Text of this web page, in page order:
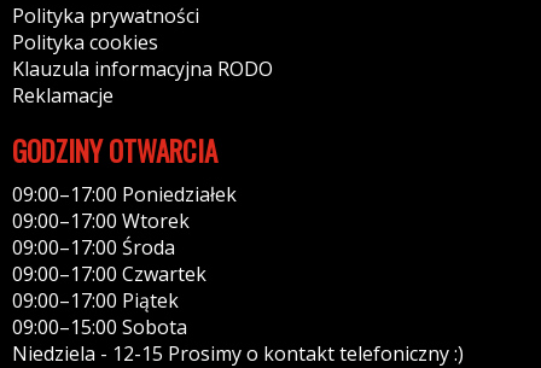
Polityka prywatności
Polityka cookies
Klauzula informacyjna RODO
Reklamacje
GODZINY OTWARCIA
09:00–17:00 Poniedziałek
09:00–17:00 Wtorek
09:00–17:00 Środa
09:00–17:00 Czwartek
09:00–17:00 Piątek
09:00–15:00 Sobota
Niedziela - 12-15 Prosimy o kontakt telefoniczny :)